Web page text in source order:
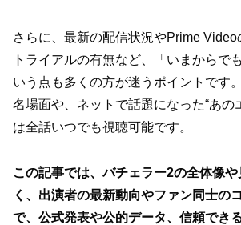
さらに、最新の配信状況やPrime
トライアルの有無など、「いまからで
いう点も多くの方が迷うポイントです
名場面や、ネットで話題になった“あの
は全話いつでも視聴可能です。
この記事では、バチェラー2の全体像
く、出演者の最新動向やファン同士の
で、公式発表や公的データ、信頼でき